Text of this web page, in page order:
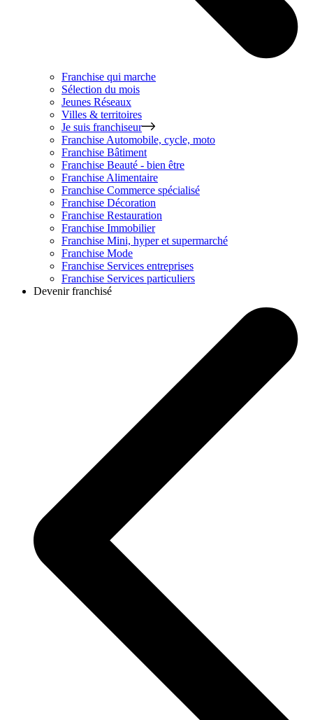
Franchise qui marche
Sélection du mois
Jeunes Réseaux
Villes & territoires
Je suis franchiseur
Franchise Automobile, cycle, moto
Franchise Bâtiment
Franchise Beauté - bien être
Franchise Alimentaire
Franchise Commerce spécialisé
Franchise Décoration
Franchise Restauration
Franchise Immobilier
Franchise Mini, hyper et supermarché
Franchise Mode
Franchise Services entreprises
Franchise Services particuliers
Devenir franchisé